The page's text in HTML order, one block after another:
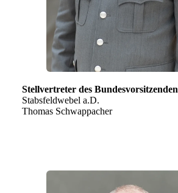
Stellvertreter des Bundesvorsitzenden
Stabsfeldwebel a.D.
Thomas Schwappacher